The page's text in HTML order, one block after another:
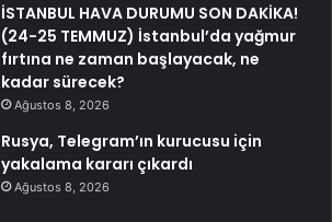
İSTANBUL HAVA DURUMU SON DAKİKA!
(24-25 TEMMUZ) İstanbul’da yağmur
fırtına ne zaman başlayacak, ne
kadar sürecek?
Ağustos 8, 2026
Rusya, Telegram’ın kurucusu için
yakalama kararı çıkardı
Ağustos 8, 2026